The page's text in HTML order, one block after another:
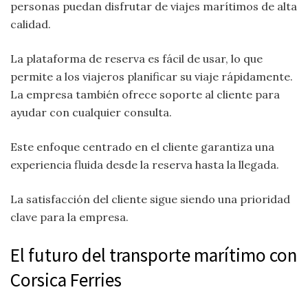
personas puedan disfrutar de viajes marítimos de alta
calidad.
La plataforma de reserva es fácil de usar, lo que
permite a los viajeros planificar su viaje rápidamente.
La empresa también ofrece soporte al cliente para
ayudar con cualquier consulta.
Este enfoque centrado en el cliente garantiza una
experiencia fluida desde la reserva hasta la llegada.
La satisfacción del cliente sigue siendo una prioridad
clave para la empresa.
El futuro del transporte marítimo con
Corsica Ferries